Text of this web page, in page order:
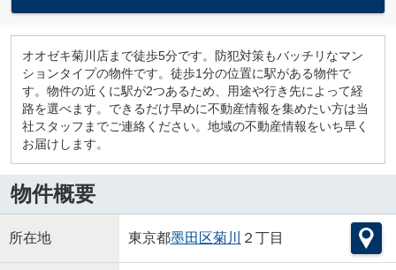
オオゼキ菊川店まで徒歩5分です。防犯対策もバッチリなマン
ションタイプの物件です。徒歩1分の位置に駅がある物件で
す。物件の近くに駅が2つあるため、用途や行き先によって経
路を選べます。できるだけ早めに不動産情報を集めたい方は当
社スタッフまでご連絡ください。地域の不動産情報をいち早く
お届けします。
物件概要
所在地 東京都墨田区菊川 ２丁目